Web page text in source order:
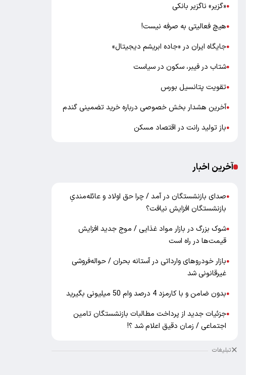
●«گزیر» ناگزیر بانکی
●هیچ فعالیتی به صرفه نیست!
●جایگاه ایران در «جاده ابریشم دیجیتال»
●شتاب در فیبر، سکون در سیاست
●تقویت پتانسیل بورس
●آخرین هشدار بخش خصوصی درباره خرید تضمینی گندم
●باز تولید رانت در اقتصاد مسکن
آخرین اخبار
●صدای بازنشستگان در آمد / چرا حق اولاد و عائله‌مندیِ
بازنشستگان افزایش نیافت؟
●شوک بزرگ در بازار مواد غذایی / موج جدید افزایش
قیمت‌ها در راه است
●بازار خودرو‌های وارداتی در آستانه بحران / حواله‌فروشی
غیرقانونی شد
●بدون ضامن و با کارمزد 4 درصد وام 50 میلیونی بگیرید
●جزئیات جدید از پرداخت مطالبات بازنشستگان تامین
اجتماعی / زمان دقیق اعلام شد ؟!
تبلیغات